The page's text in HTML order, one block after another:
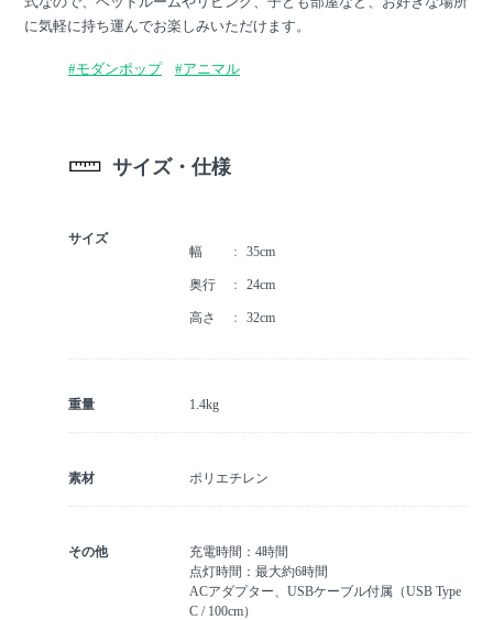
に気軽に持ち運んでお楽しみいただけます。
#モダンポップ #アニマル
サイズ・仕様
サイズ
幅
35cm
奥行 24cm
高さ 32cm
重量 1.4kg
素材 ポリエチレン
その他
充電時間：4時間
点灯時間：最大約6時間
ACアダプター、USBケーブル付属（USB Type
C / 100cm）